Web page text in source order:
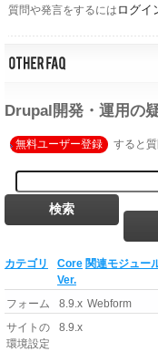
質問や発言をするには ログイ
Drupal開発・運用の
無料ユーザー登録 すると質
カテゴリ
Core
Ver.
関連モジュー
フォーム 8.9.x Webform
サイトの
環境設定
8.9.x